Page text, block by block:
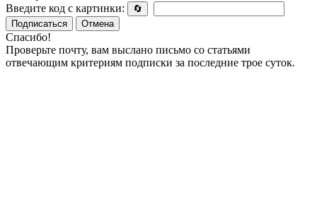
Введите код с картинки:
🔄
Подписаться
Отмена
Спасибо!
Проверьте почту, вам выслано письмо со статьями
отвечающим критериям подписки за последние трое суток.